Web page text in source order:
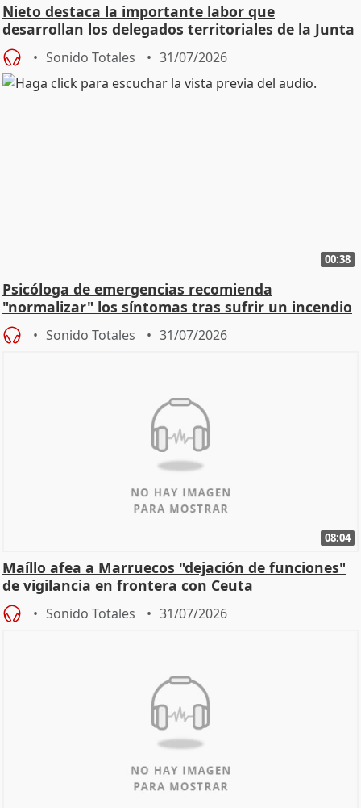
Nieto destaca la importante labor que
desarrollan los delegados territoriales de la Junta
Sonido Totales 31/07/2026
00:38
Psicóloga de emergencias recomienda
"normalizar" los síntomas tras sufrir un incendio
Sonido Totales 31/07/2026
08:04
Maíllo afea a Marruecos "dejación de funciones"
de vigilancia en frontera con Ceuta
Sonido Totales 31/07/2026